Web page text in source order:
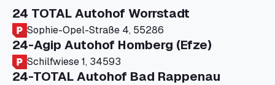
24 TOTAL Autohof Worrstadt
Sophie-Opel-Straße 4, 55286
24-Agip Autohof Homberg (Efze)
Schilfwiese 1, 34593
24-TOTAL Autohof Bad Rappenau